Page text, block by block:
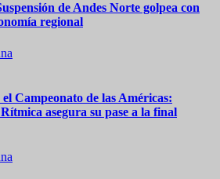
de Andes Norte golpea con
regional
Campeonato de las Américas:
asegura su pase a la final